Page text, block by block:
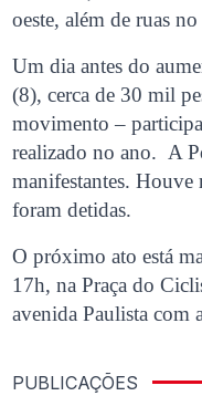
oeste, além de ruas
Um dia antes do
(8), cerca de 30 mil
movimento –
realizado no ano. A
manifestantes. Houve
foram detidas.
O próximo ato está
17h, na Praça do
avenida Paulista com
PUBLICAÇÕES